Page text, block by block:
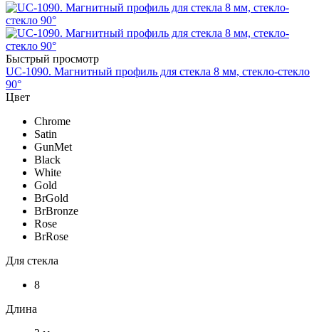
Быстрый просмотр
UC-1090. Магнитный профиль для стекла 8 мм, стекло-стекло
90°
Цвет
Chrome
Satin
GunMet
Black
White
Gold
BrGold
BrBronze
Rose
BrRose
Для стекла
8
Длина